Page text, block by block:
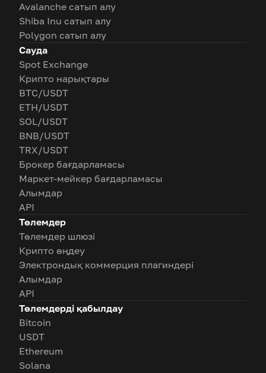
Avalanche сатып алу
Shiba Inu сатып алу
Polygon сатып алу
Сауда
Spot Exchange
Крипто нарықтары
BTC/USDT
ETH/USDT
SOL/USDT
BNB/USDT
TRX/USDT
Брокер бағдарламасы
Маркет-мейкер бағдарламасы
Алымдар
API
Төлемдер
Төлемдер шлюзі
Крипто өңдеу
Электрондық коммерция плагиндері
Алымдар
API
Төлемдерді қабылдау
Bitcoin
USDT
Ethereum
Solana